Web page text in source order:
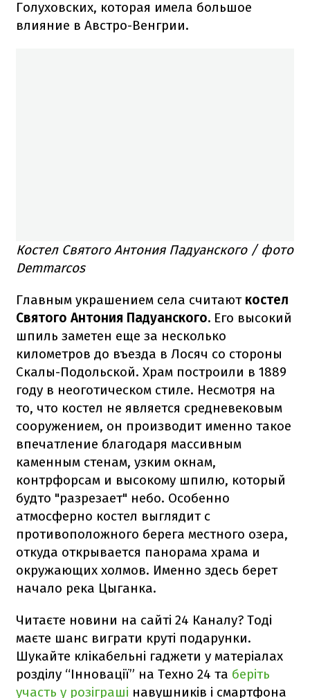
Голуховских, которая имела большое
влияние в Австро-Венгрии.
Костел Святого Антония Падуанского / фото
Demmarcos
Главным украшением села считают костел
Святого Антония Падуанского. Его высокий
шпиль заметен еще за несколько
километров до въезда в Лосяч со стороны
Скалы-Подольской. Храм построили в 1889
году в неоготическом стиле. Несмотря на
то, что костел не является средневековым
сооружением, он производит именно такое
впечатление благодаря массивным
каменным стенам, узким окнам,
контрфорсам и высокому шпилю, который
будто "разрезает" небо. Особенно
атмосферно костел выглядит с
противоположного берега местного озера,
откуда открывается панорама храма и
окружающих холмов. Именно здесь берет
начало река Цыганка.
Читаєте новини на сайті 24 Каналу? Тоді
маєте шанс виграти круті подарунки.
Шукайте клікабельні гаджети у матеріалах
розділу “Інновації” на Техно 24 та беріть
участь у розіграші навушників і смартфона